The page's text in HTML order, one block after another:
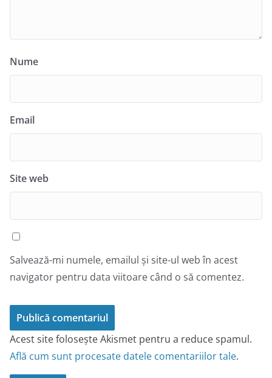
Nume
Email
Site web
Salvează-mi numele, emailul și site-ul web în acest
navigator pentru data viitoare când o să comentez.
Acest site folosește Akismet pentru a reduce spamul.
Află cum sunt procesate datele comentariilor tale.